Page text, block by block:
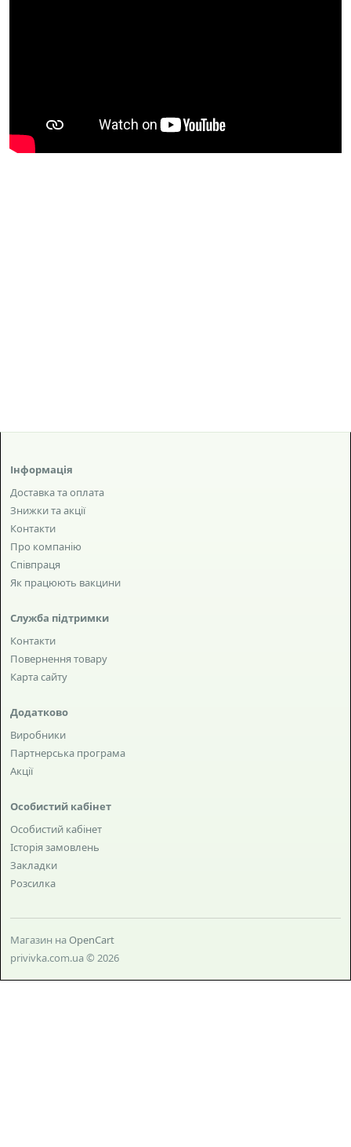
Інформація
Доставка та оплата
Знижки та акції
Контакти
Про компанію
Співпраця
Як працюють вакцини
Служба підтримки
Контакти
Повернення товару
Карта сайту
Додатково
Виробники
Партнерська програма
Акції
Особистий кабінет
Особистий кабінет
Історія замовлень
Закладки
Розсилка
Магазин на OpenCart
privivka.com.ua © 2026